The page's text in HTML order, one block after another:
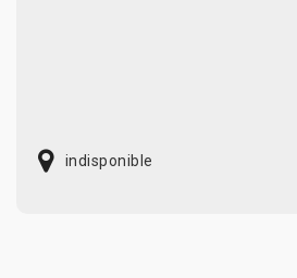
indisponible